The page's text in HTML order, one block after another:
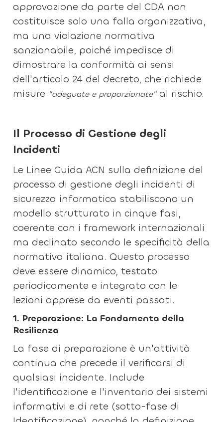
approvazione da parte del CDA non
costituisce solo una falla organizzativa,
ma una violazione normativa
sanzionabile, poiché impedisce di
dimostrare la conformità ai sensi
dell'articolo 24 del decreto, che richiede
misure "adeguate e proporzionate"al rischio.
Il Processo di Gestione degli
Incidenti
Le Linee Guida ACN sulla definizione del
processo di gestione degli incidenti di
sicurezza informatica stabiliscono un
modello strutturato in cinque fasi,
coerente con i framework internazionali
ma declinato secondo le specificità della
normativa italiana. Questo processo
deve essere dinamico, testato
periodicamente e integrato con le
lezioni apprese da eventi passati.
1. Preparazione: La Fondamenta della
Resilienza
La fase di preparazione è un'attività
continua che precede il verificarsi di
qualsiasi incidente. Include
l'identificazione e l'inventario dei sistemi
informativi e di rete (sotto-fase di